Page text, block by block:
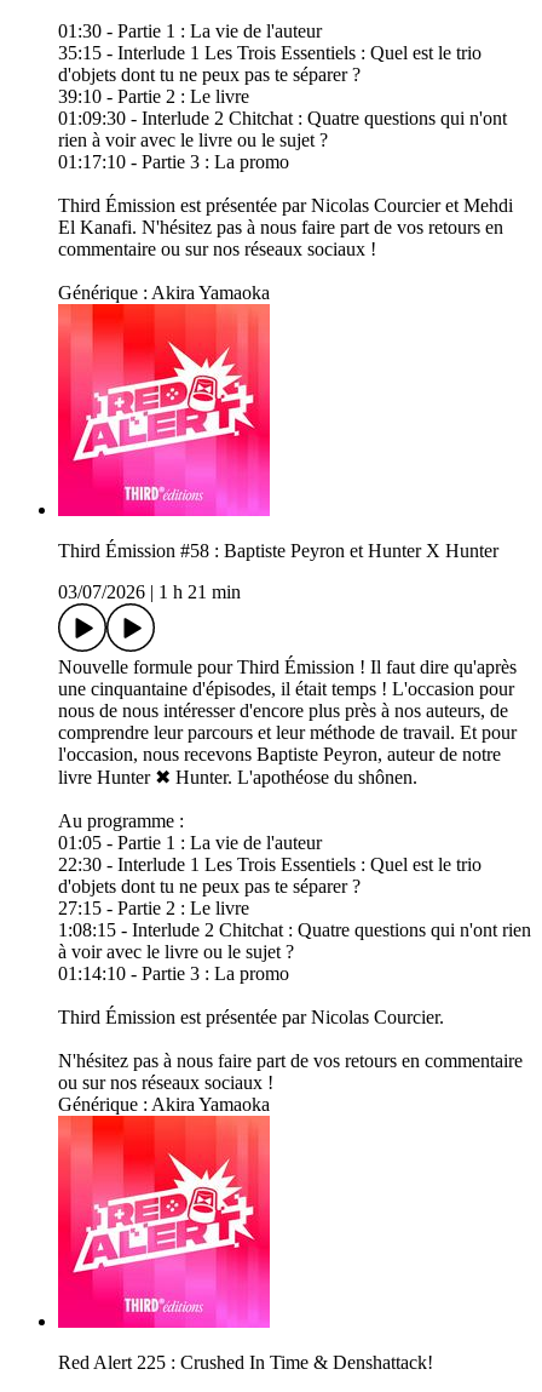
01:30 - Partie 1 : La vie de l'auteur
35:15 - Interlude 1 Les Trois Essentiels : Quel est le trio
d'objets dont tu ne peux pas te séparer ?
39:10 - Partie 2 : Le livre
01:09:30 - Interlude 2 Chitchat : Quatre questions qui n'ont
rien à voir avec le livre ou le sujet ?
01:17:10 - Partie 3 : La promo
Third Émission est présentée par Nicolas Courcier et Mehdi
El Kanafi. N'hésitez pas à nous faire part de vos retours en
commentaire ou sur nos réseaux sociaux !
Générique : Akira Yamaoka
Third Émission #58 : Baptiste Peyron et Hunter X Hunter
03/07/2026
1 h 21 min
Nouvelle formule pour Third Émission ! Il faut dire qu'après
une cinquantaine d'épisodes, il était temps ! L'occasion pour
nous de nous intéresser d'encore plus près à nos auteurs, de
comprendre leur parcours et leur méthode de travail. Et pour
l'occasion, nous recevons Baptiste Peyron, auteur de notre
livre Hunter ✖ Hunter. L'apothéose du shônen.
Au programme :
01:05 - Partie 1 : La vie de l'auteur
22:30 - Interlude 1 Les Trois Essentiels : Quel est le trio
d'objets dont tu ne peux pas te séparer ?
27:15 - Partie 2 : Le livre
1:08:15 - Interlude 2 Chitchat : Quatre questions qui n'ont rien
à voir avec le livre ou le sujet ?
01:14:10 - Partie 3 : La promo
Third Émission est présentée par Nicolas Courcier.
N'hésitez pas à nous faire part de vos retours en commentaire
ou sur nos réseaux sociaux !
Générique : Akira Yamaoka
Red Alert 225 : Crushed In Time & Denshattack!